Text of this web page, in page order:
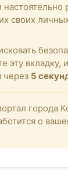
своих
эту вкладку,
5
города
о